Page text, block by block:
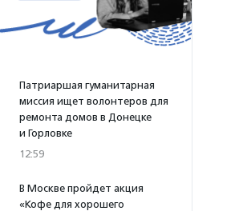
Патриаршая гуманитарная
миссия ищет волонтеров для
ремонта домов в Донецке
и Горловке
12:59
В Москве пройдет акция
«Кофе для хорошего